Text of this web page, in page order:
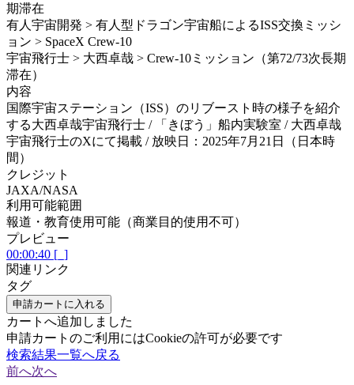
期滞在
有人宇宙開発 > 有人型ドラゴン宇宙船によるISS交換ミッシ
ョン > SpaceX Crew-10
宇宙飛行士 > 大西卓哉 > Crew-10ミッション（第72/73次長期
滞在）
内容
国際宇宙ステーション（ISS）のリブースト時の様子を紹介
する大西卓哉宇宙飛行士 / 「きぼう」船内実験室 / 大西卓哉
宇宙飛行士のXにて掲載 / 放映日：2025年7月21日（日本時
間）
クレジット
JAXA/NASA
利用可能範囲
報道・教育使用可能（商業目的使用不可）
プレビュー
00:00:40 [_]
関連リンク
タグ
申請カートに入れる
カートへ追加しました
申請カートのご利用にはCookieの許可が必要です
検索結果一覧へ戻る
前へ次へ